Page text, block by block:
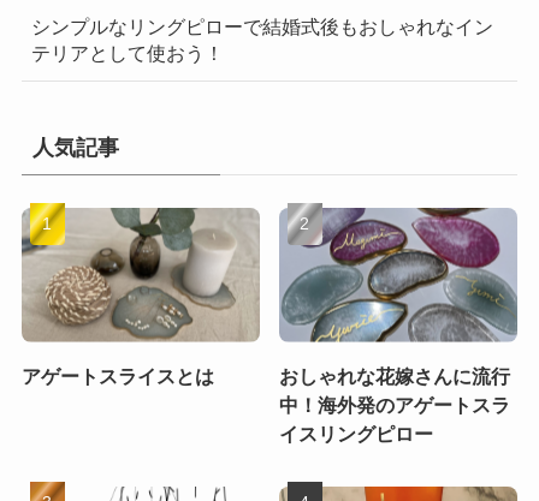
シンプルなリングピローで結婚式後もおしゃれなイン
テリアとして使おう！
人気記事
アゲートスライスとは
おしゃれな花嫁さんに流行
中！海外発のアゲートスラ
イスリングピロー